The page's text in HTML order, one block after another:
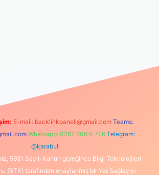
E-mail: backlinkpaneli@gmail.com Teams:
Whatsapp: 0262 606 0 726 Telegram:
@karabul
5651 Sayılı Kanun gereğince Bilgi Teknolojileri
(BTK) tarafından onaylanmış bir Yer Sağlayıcı